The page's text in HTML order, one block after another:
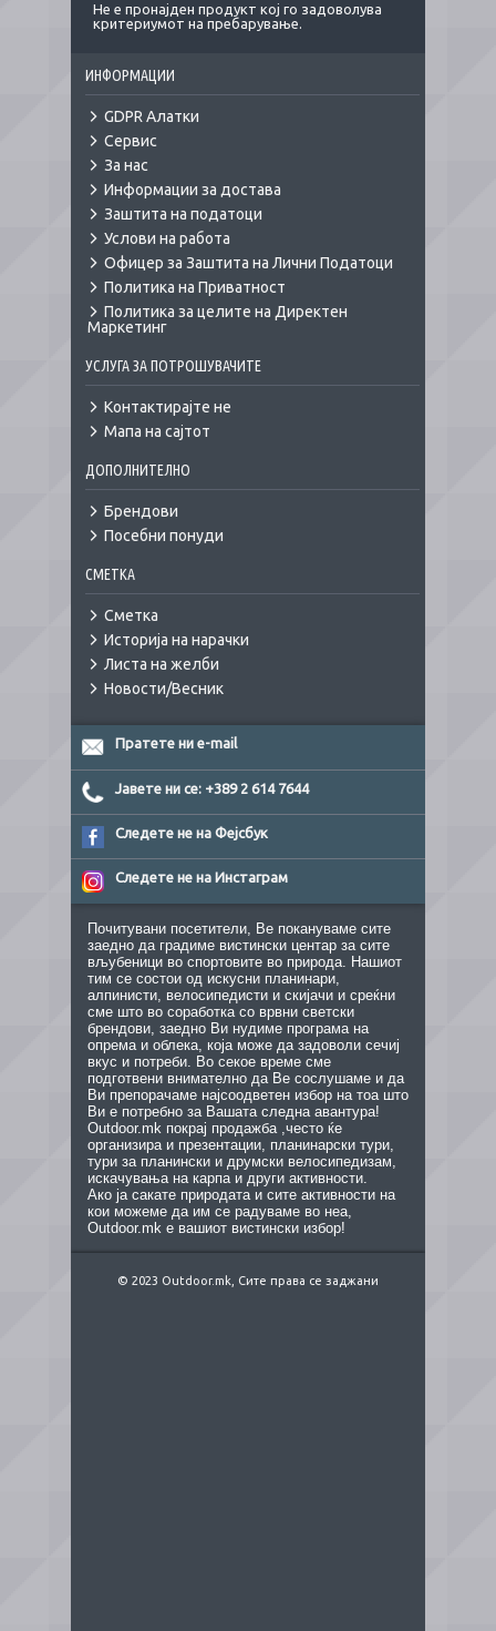
Не е пронајден продукт кој го задоволува
критериумот на пребарување.
ИНФОРМАЦИИ
GDPR Алатки
Сервис
За нас
Информации за достава
Заштита на податоци
Услови на работа
Офицер за Заштита на Лични Податоци
Политика на Приватност
Политика за целите на Директен
Маркетинг
УСЛУГА ЗА ПОТРОШУВАЧИТЕ
Контактирајте не
Мапа на сајтот
ДОПОЛНИТЕЛНО
Брендови
Посебни понуди
СМЕТКА
Сметка
Историја на нарачки
Листа на желби
Новости/Весник
Пратете ни e-mail
Јавете ни се: +389 2 614 7644
Следете не на Фејсбук
Следете не на Инстаграм
Почитувани посетители, Ве покануваме сите
заедно да градиме вистински центар за сите
вљубеници во спортовите во природа. Нашиот
тим се состои од искусни планинари,
алпинисти, велосипедисти и скијачи и среќни
сме што во соработка со врвни светски
брендови, заедно Ви нудиме програма на
опрема и облека, која може да задоволи сечиј
вкус и потреби. Во секое време сме
подготвени внимателно да Ве сослушаме и да
Ви препорачаме најсоодветен избор на тоа што
Ви е потребно за Вашата следна авантура!
Outdoor.mk покрај продажба ,често ќе
организира и презентации, планинарски тури,
тури за планински и друмски велосипедизам,
искачувања на карпа и други активности.
Ако ја сакате природата и сите активности на
кои можеме да им се радуваме во неа,
Outdoor.mk е вашиот вистински избор!
© 2023 Outdoor.mk, Сите права се заджани